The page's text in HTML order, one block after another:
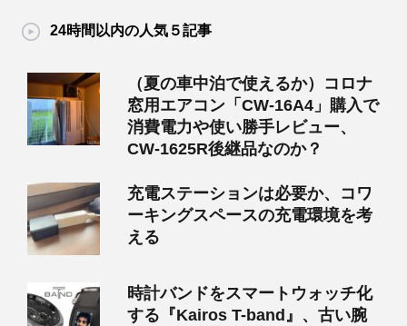
24時間以内の人気５記事
（夏の車中泊で使えるか）コロナ
窓用エアコン「CW-16A4」購入で
消費電力や使い勝手レビュー、
CW-1625R後継品なのか？
充電ステーションは必要か、コワ
ーキングスペースの充電環境を考
える
時計バンドをスマートウォッチ化
する『Kairos T-band』、古い腕